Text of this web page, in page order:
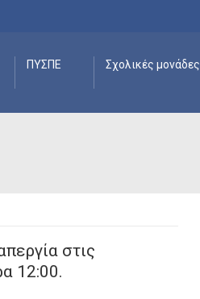
ΠΥΣΠΕ Σχολικές μονάδες
στις
12:00.